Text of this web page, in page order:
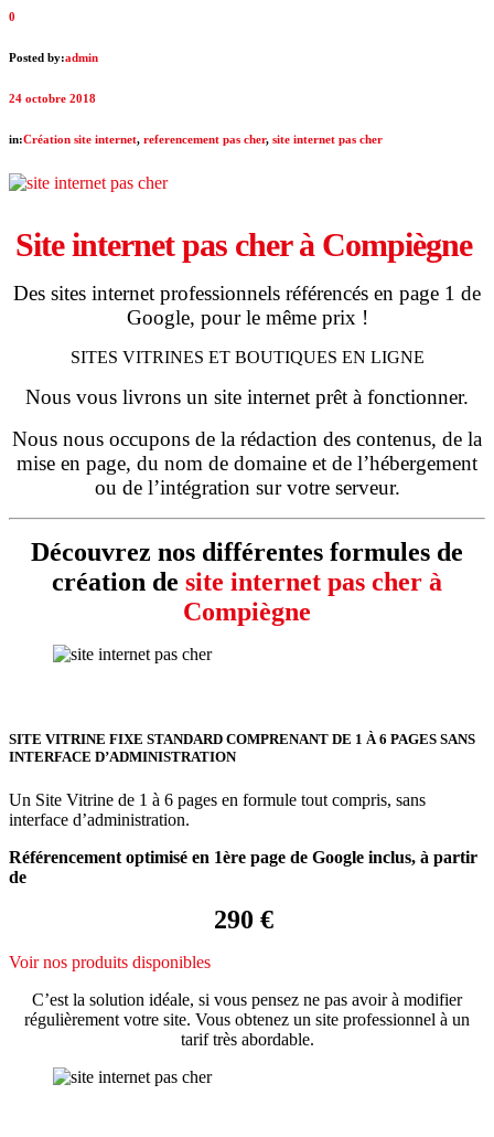
0
Posted by:admin
24 octobre 2018
in:Création site internet, referencement pas cher, site internet pas cher
Site internet pas cher à Compiègne
Des sites internet professionnels référencés en page 1 de
Google, pour le même prix !
SITES VITRINES ET BOUTIQUES EN LIGNE
Nous vous livrons un site internet prêt à fonctionner.
Nous nous occupons de la rédaction des contenus, de la
mise en page, du nom de domaine et de l’hébergement
ou de l’intégration sur votre serveur.
Découvrez nos différentes formules de
création de site internet pas cher à
Compiègne
SITE VITRINE FIXE STANDARD COMPRENANT DE 1 À 6 PAGES SANS
INTERFACE D’ADMINISTRATION
Un Site Vitrine de 1 à 6 pages en formule tout compris, sans
interface d’administration.
Référencement optimisé en 1ère page de Google inclus, à partir
de
290 €
Voir nos produits disponibles
C’est la solution idéale, si vous pensez ne pas avoir à modifier
régulièrement votre site. Vous obtenez un site professionnel à un
tarif très abordable.